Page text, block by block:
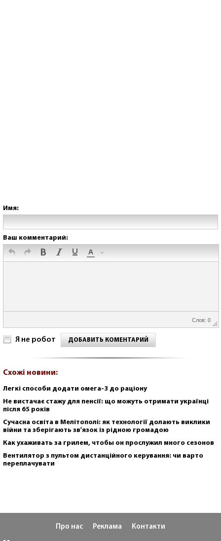
Имя:
Ваш комментарий:
Слов: 0
Я не робот ДОБАВИТЬ КОМЕНТАРИЙ
Схожі новини:
Легкі способи додати омега-3 до раціону
Не вистачає стажу для пенсії: що можуть отримати українці
після 65 років
Сучасна освіта в Мелітополі: як технології долають виклики
війни та зберігають зв'язок із рідною громадою
Как ухаживать за грилем, чтобы он прослужил много сезонов
Вентилятор з пультом дистанційного керування: чи варто
переплачувати
Про нас Реклама Контакти